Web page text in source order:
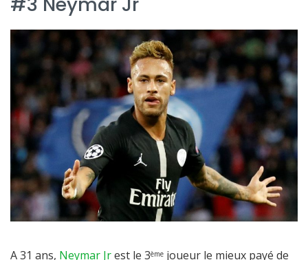
A 31 ans, Neymar Jrest le 3ème joueur le mieux payé de